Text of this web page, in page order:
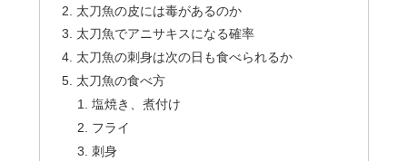
太刀魚の皮には毒があるのか
太刀魚でアニサキスになる確率
太刀魚の刺身は次の日も食べられるか
太刀魚の食べ方
塩焼き、煮付け
フライ
刺身